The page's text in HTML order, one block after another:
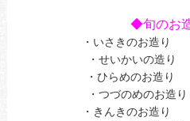
◆旬のお
・いさきのお
・せいかいの
・ひらめのお
・つづのめの
・きんきのお